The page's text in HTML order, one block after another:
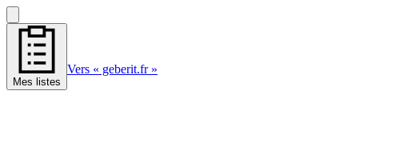
Mes listes
Vers « geberit.fr »